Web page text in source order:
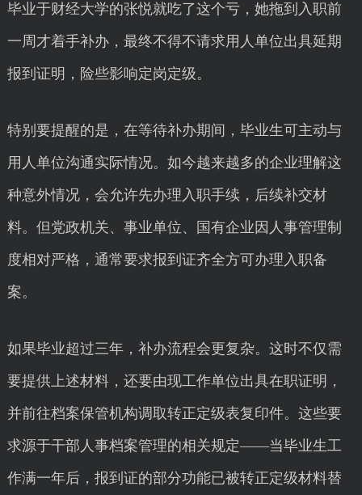
毕业于财经大学的张悦就吃了这个亏，她拖到入职前
一周才着手补办，最终不得不请求用人单位出具延期
报到证明，险些影响定岗定级。
特别要提醒的是，在等待补办期间，毕业生可主动与
用人单位沟通实际情况。如今越来越多的企业理解这
种意外情况，会允许先办理入职手续，后续补交材
料。但党政机关、事业单位、国有企业因人事管理制
度相对严格，通常要求报到证齐全方可办理入职备
案。
如果毕业超过三年，补办流程会更复杂。这时不仅需
要提供上述材料，还要由现工作单位出具在职证明，
并前往档案保管机构调取转正定级表复印件。这些要
求源于干部人事档案管理的相关规定——当毕业生工
作满一年后，报到证的部分功能已被转正定级材料替